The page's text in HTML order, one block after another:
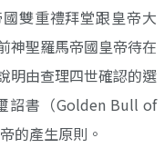
雙重禮拜堂跟皇帝大
神聖羅馬帝國皇帝待在
明由查理四世確認的選
詔書（Golden Bull of
的產生原則。